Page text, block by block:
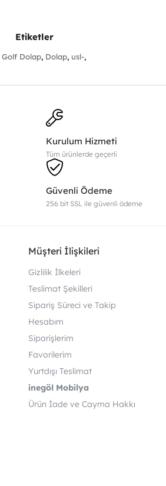
Etiketler
Golf Dolap, Dolap, usl-,
Kurulum Hizmeti
Tüm ürünlerde geçerli
Güvenli Ödeme
256 bit SSL ile güvenli ödeme
Müşteri İlişkileri
Gizlilik İlkeleri
Teslimat Şekilleri
Sipariş Süreci ve Takip
Hesabım
Siparişlerim
Favorilerim
Yurtdışı Teslimat
inegöl Mobilya
Ürün İade ve Cayma Hakkı